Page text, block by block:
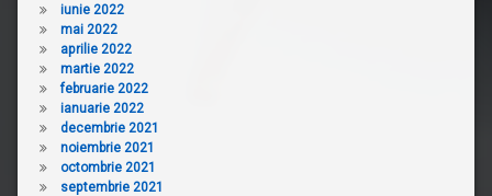
iunie 2022
mai 2022
aprilie 2022
martie 2022
februarie 2022
ianuarie 2022
decembrie 2021
noiembrie 2021
octombrie 2021
septembrie 2021